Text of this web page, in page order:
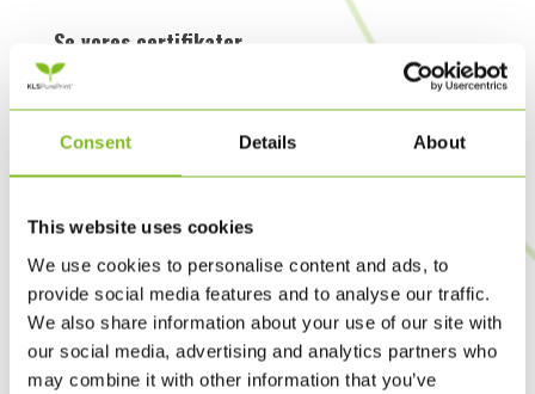
Consent Details About
This website uses cookies
We use cookies to personalise content and ads, to
provide social media features and to analyse our traffic.
We also share information about your use of our site with
our social media, advertising and analytics partners who
may combine it with other information that you’ve
Se vores certifikater
SVANEMÆRKET
CERTIFIKAT
ISO 14001
CERTIFIKAT
FSC CERTIFIKAT